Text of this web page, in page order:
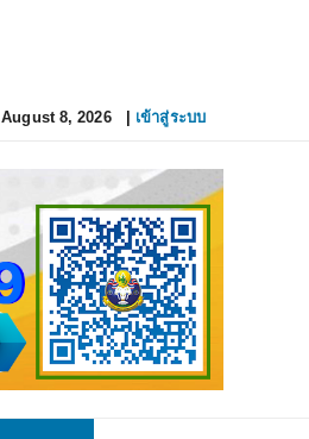
August 8, 2026| เข้าสู่ระบบ